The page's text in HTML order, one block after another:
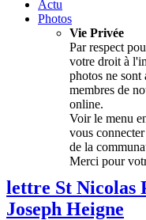
Actu
Photos
Vie Privée
Par respect
votre droit à
photos ne sont
membres de
online.
Voir le menu
vous
de la
Merci pour
lettre St Nicolas
Joseph Heigne